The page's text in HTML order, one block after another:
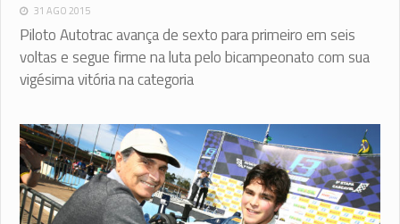
31 AGO 2015
Piloto Autotrac avança de sexto para primeiro em seis
voltas e segue firme na luta pelo bicampeonato com sua
vigésima vitória na categoria